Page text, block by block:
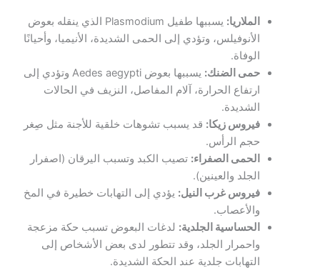
الملاريا:
يسببها طفيل Plasmodium الذي ينقله بعوض
الأنوفيلس، وتؤدي إلى الحمى الشديدة، الأنيميا، وأحيانًا
الوفاة.
حمى الضنك:
يسببها بعوض Aedes aegypti وتؤدي إلى
ارتفاع الحرارة، آلام المفاصل، النزيف في الحالات
الشديدة.
فيروس زيكا: قد يسبب تشوهات خلقية للأجنة مثل صِغر
حجم الرأس.
الحمى الصفراء: تصيب الكبد وتسبب اليرقان (اصفرار
الجلد والعينين).
فيروس غرب النيل: يؤدي إلى التهابات خطيرة في المخ
والأعصاب.
الحساسية الجلدية: لدغات البعوض تسبب حكة مزعجة
واحمرار الجلد، وقد تتطور لدى بعض الأشخاص إلى
التهابات جلدية عند الحكة الشديدة.